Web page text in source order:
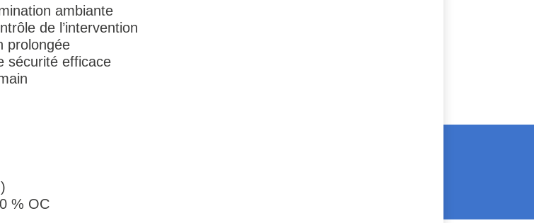
ambiante
de l’intervention
prolongée
sécurité efficace
% OC